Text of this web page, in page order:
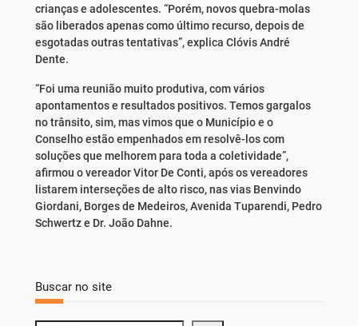
crianças e adolescentes. “Porém, novos quebra-molas
são liberados apenas como último recurso, depois de
esgotadas outras tentativas”, explica Clóvis André
Dente.
“Foi uma reunião muito produtiva, com vários
apontamentos e resultados positivos. Temos gargalos
no trânsito, sim, mas vimos que o Município e o
Conselho estão empenhados em resolvê-los com
soluções que melhorem para toda a coletividade”,
afirmou o vereador Vitor De Conti, após os vereadores
listarem interseções de alto risco, nas vias Benvindo
Giordani, Borges de Medeiros, Avenida Tuparendi, Pedro
Schwertz e Dr. João Dahne.
Buscar no site